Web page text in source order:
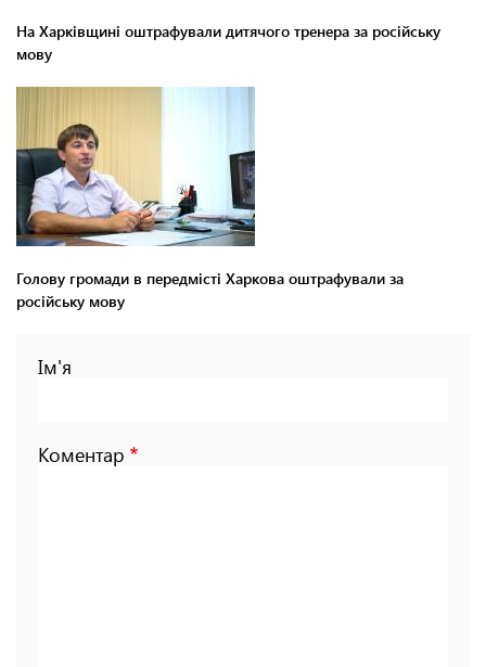
На Харківщині оштрафували дитячого тренера за російську
мову
Голову громади в передмісті Харкова оштрафували за
російську мову
Ім'я
Коментар